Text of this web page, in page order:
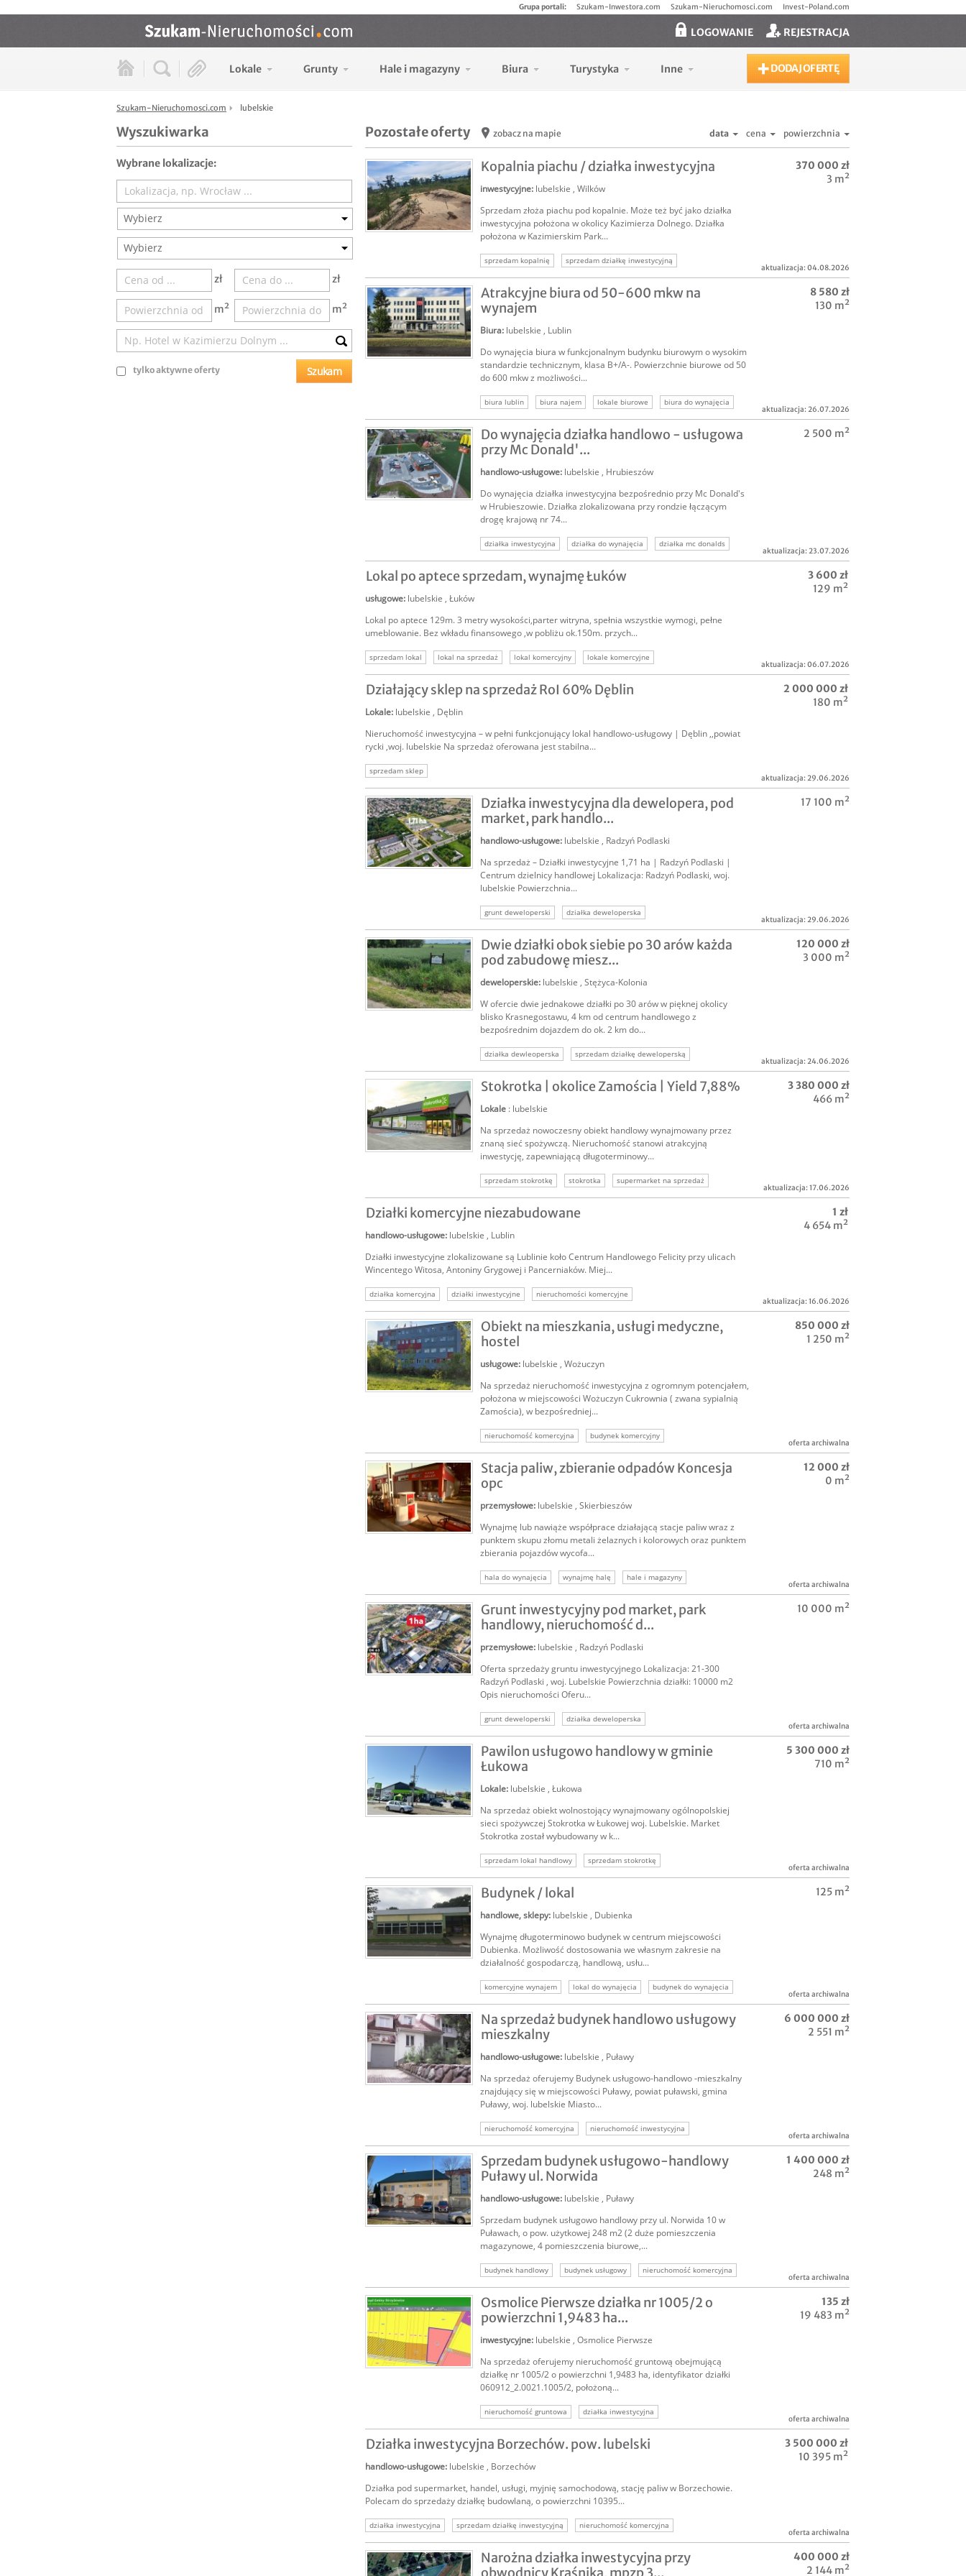
Grupa portali: Szukam-Inwestora.com Szukam-Nieruchomosci.com Invest-Poland.com
LOGOWANIE REJESTRACJA
Lokale Grunty Hale i magazyny Biura Turystyka Inne DODAJ OFERTĘ
Szukam-Nieruchomosci.com lubelskie
Wyszukiwarka
Wybrane lokalizacje:
Wybierz
Wybierz
zł zł
m² m²
tylko aktywne oferty
data cena powierzchnia
Pozostałe oferty zobacz na mapie
Kopalnia piachu / działka inwestycyjna
inwestycyjne: lubelskie , Wilków
Sprzedam złoża piachu pod kopalnie. Może też być jako działka
inwestycyjna położona w okolicy Kazimierza Dolnego. Działka
położona w Kazimierskim Park...
sprzedam kopalnię
sprzedam działkę inwestycyjną
sprzedam grunt inwestycyjny
nieruchomość gruntowa
nieruchomość inwestycyjna
370 000 zł
3 m²
aktualizacja: 04.08.2026
Atrakcyjne biura od 50-600 mkw na
wynajem
Biura: lubelskie , Lublin
Do wynajęcia biura w funkcjonalnym budynku biurowym o wysokim
standardzie technicznym, klasa B+/A-. Powierzchnie biurowe od 50
do 600 mkw z możliwości...
biura lublin biura najem lokale biurowe
biura do wynajęcia
wynajem biura
biuro wynajem
8 580 zł
130 m²
aktualizacja: 26.07.2026
Do wynajęcia działka handlowo - usługowa
przy Mc Donald'...
handlowo-usługowe: lubelskie , Hrubieszów
Do wynajęcia działka inwestycyjna bezpośrednio przy Mc Donald's
w Hrubieszowie. Działka zlokalizowana przy rondzie łączącym
drogę krajową nr 74...
działka inwestycyjna działka do wynajęcia działka mc donalds
2 500 m²
aktualizacja: 23.07.2026
Lokal po aptece sprzedam, wynajmę Łuków
usługowe: lubelskie , Łuków
Lokal po aptece 129m. 3 metry wysokości,parter witryna, spełnia wszystkie wymogi, pełne
umeblowanie. Bez wkładu finansowego ,w pobliżu ok.150m. przych...
sprzedam lokal lokal na sprzedaż lokal komercyjny lokale komercyjne
3 600 zł
129 m²
aktualizacja: 06.07.2026
Działający sklep na sprzedaż RoI 60% Dęblin
Lokale: lubelskie , Dęblin
Nieruchomość inwestycyjna – w pełni funkcjonujący lokal handlowo-usługowy | Dęblin ,,powiat
rycki ,woj. lubelskie Na sprzedaż oferowana jest stabilna...
sprzedam sklep
2 000 000 zł
180 m²
aktualizacja: 29.06.2026
Działka inwestycyjna dla dewelopera, pod
market, park handlo...
handlowo-usługowe: lubelskie , Radzyń Podlaski
Na sprzedaż – Działki inwestycyjne 1,71 ha | Radzyń Podlaski |
Centrum dzielnicy handlowej Lokalizacja: Radzyń Podlaski, woj.
lubelskie Powierzchnia...
grunt deweloperski
działka deweloperska
nieruchomość deweloperska
nieruchomość pod market
grunt pod osiedle
grunt pod par działka inwestycyjna
17 100 m²
aktualizacja: 29.06.2026
Dwie działki obok siebie po 30 arów każda
pod zabudowę miesz...
deweloperskie: lubelskie , Stężyca-Kolonia
W ofercie dwie jednakowe działki po 30 arów w pięknej okolicy
blisko Krasnegostawu, 4 km od centrum handlowego z
bezpośrednim dojazdem do ok. 2 km do...
działka dewleoperska
sprzedam działkę deweloperską
nieruchomość deweloperska
grunt deweloperski
120 000 zł
3 000 m²
aktualizacja: 24.06.2026
Stokrotka | okolice Zamościa | Yield 7,88%
Lokale : lubelskie
Na sprzedaż nowoczesny obiekt handlowy wynajmowany przez
znaną sieć spożywczą. Nieruchomość stanowi atrakcyjną
inwestycję, zapewniającą długoterminowy...
sprzedam stokrotkę stokrotka
supermarket na sprzedaż
lokal z najemcą
wynajęta nieruchomość
sprzedam dochodowy lokal
3 380 000 zł
466 m²
aktualizacja: 17.06.2026
Działki komercyjne niezabudowane
handlowo-usługowe: lubelskie , Lublin
Działki inwestycyjne zlokalizowane są Lublinie koło Centrum Handlowego Felicity przy ulicach
Wincentego Witosa, Antoniny Grygowej i Pancerniaków. Miej...
działka komercyjna działki inwestycyjne
nieruchomości komercyjne
nieruchomości inwestycyjne
1 zł
4 654 m²
aktualizacja: 16.06.2026
Obiekt na mieszkania, usługi medyczne,
hostel
usługowe: lubelskie , Wożuczyn
Na sprzedaż nieruchomość inwestycyjna z ogromnym potencjałem,
położona w miejscowości Wożuczyn Cukrownia ( zwana sypialnią
Zamościa), w bezpośredniej...
nieruchomość komercyjna
budynek komercyjny
nieruchomości komercyjne
nieruchomość inwestycyjna
850 000 zł
1 250 m²
oferta archiwalna
Stacja paliw, zbieranie odpadów Koncesja
opc
przemysłowe: lubelskie , Skierbieszów
Wynajmę lub nawiąże współprace działającą stacje paliw wraz z
punktem skupu złomu metali żelaznych i kolorowych oraz punktem
zbierania pojazdów wycofa...
hala do wynajęcia wynajmę halę hale i magazyny
12 000 zł
0 m²
oferta archiwalna
Grunt inwestycyjny pod market, park
handlowy, nieruchomość d...
przemysłowe: lubelskie , Radzyń Podlaski
Oferta sprzedaży gruntu inwestycyjnego Lokalizacja: 21-300
Radzyń Podlaski , woj. Lubelskie Powierzchnia działki: 10000 m2
Opis nieruchomości Oferu...
grunt deweloperski
działka deweloperska
nieruchomość deweloperska
sprzedam działkę deweloperską
nieruchomość pod market
działka pod market grunt pod osiedle
10 000 m²
oferta archiwalna
Pawilon usługowo handlowy w gminie
Łukowa
Lokale: lubelskie , Łukowa
Na sprzedaż obiekt wolnostojący wynajmowany ogólnopolskiej
sieci spożywczej Stokrotka w Łukowej woj. Lubelskie. Market
Stokrotka został wybudowany w k...
sprzedam lokal handlowy
sprzedam stokrotkę
wynajęta nieruchomość
wynajęte nieruchomości
wynajęte komercyjne
5 300 000 zł
710 m²
oferta archiwalna
Budynek / lokal
handlowe, sklepy: lubelskie , Dubienka
Wynajmę długoterminowo budynek w centrum miejscowości
Dubienka. Możliwość dostosowania we własnym zakresie na
działalność gospodarczą, handlową, usłu...
komercyjne wynajem lokal do wynajęcia
budynek do wynajęcia
nieruchomości komercyjne
lokale komercyjne
125 m²
oferta archiwalna
Na sprzedaż budynek handlowo usługowy
mieszkalny
handlowo-usługowe: lubelskie , Puławy
Na sprzedaż oferujemy Budynek usługowo-handlowo -mieszkalny
znajdujący się w miejscowości Puławy, powiat puławski, gmina
Puławy, woj. lubelskie Miasto...
nieruchomość komercyjna nieruchomość inwestycyjna
6 000 000 zł
2 551 m²
oferta archiwalna
Sprzedam budynek usługowo-handlowy
Puławy ul. Norwida
handlowo-usługowe: lubelskie , Puławy
Sprzedam budynek usługowo handlowy przy ul. Norwida 10 w
Puławach, o pow. użytkowej 248 m2 (2 duże pomieszczenia
magazynowe, 4 pomieszczenia biurowe,...
budynek handlowy budynek usługowy
nieruchomość komercyjna
nieruchomość inwestycyjna
1 400 000 zł
248 m²
oferta archiwalna
Osmolice Pierwsze działka nr 1005/2 o
powierzchni 1,9483 ha...
inwestycyjne: lubelskie , Osmolice Pierwsze
Na sprzedaż oferujemy nieruchomość gruntową obejmującą
działkę nr 1005/2 o powierzchni 1,9483 ha, identyfikator działki
060912_2.0021.1005/2, położoną...
nieruchomość gruntowa
działka inwestycyjna
sprzedam działkę inwestycyjną
nieruchomość komercyjna
sprzedam grunt komercyjny
sprzedam teren inwestycyjny
tereny inwestycyjne
135 zł
19 483 m²
oferta archiwalna
Działka inwestycyjna Borzechów. pow. lubelski
handlowo-usługowe: lubelskie , Borzechów
Działka pod supermarket, handel, usługi, myjnię samochodową, stację paliw w Borzechowie.
Polecam do sprzedaży działkę budowlaną, o powierzchni 10395...
działka inwestycyjna sprzedam działkę inwestycyjną
nieruchomość komercyjna
nieruchomość inwestycyjna
grunty inwestycyjne sprzedam grunt inwestycyjny
3 500 000 zł
10 395 m²
oferta archiwalna
Narożna działka inwestycyjna przy
400 000 zł
2 144 m²